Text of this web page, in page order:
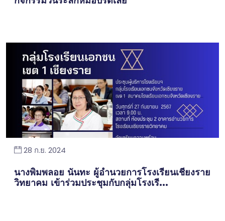
28 ก.ย. 2024
นางพิมพลอย นันทะ ผู้อำนวยการโรงเรียนเชียงราย
วิทยาคม เข้าร่วมประชุมกับกลุ่มโรงเรี...